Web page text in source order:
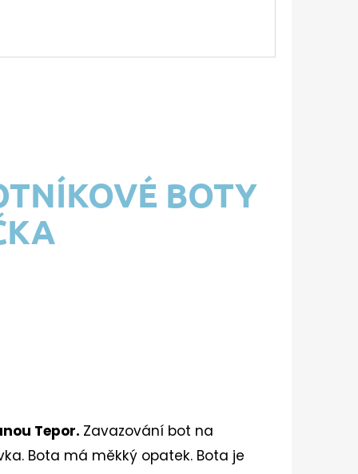
BOTY
Tepor. Zavazování bot na
Bota má měkký opatek. Bota je